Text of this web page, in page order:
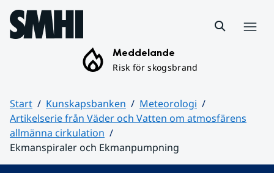
Hoppa till sidans innehåll
Meddelande
Risk för skogsbrand
Start Kunskapsbanken
Meteorologi
Artikelserie från Väder och Vatten om atmosfärens
allmänna cirkulation
Ekmanspiraler och Ekmanpumpning